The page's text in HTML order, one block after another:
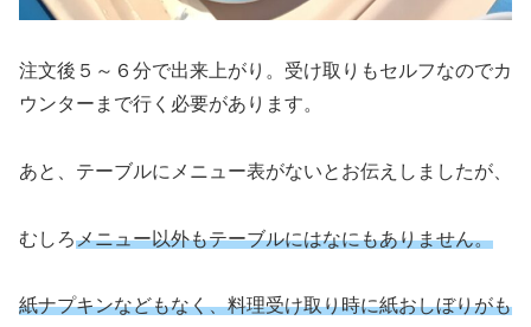
注文後５～６分で出来上がり。受け取りもセルフなのでカ
ウンターまで行く必要があります。
あと、テーブルにメニュー表がないとお伝えしましたが、
むしろメニュー以外もテーブルにはなにもありません。
紙ナプキンなどもなく、料理受け取り時に紙おしぼりがも